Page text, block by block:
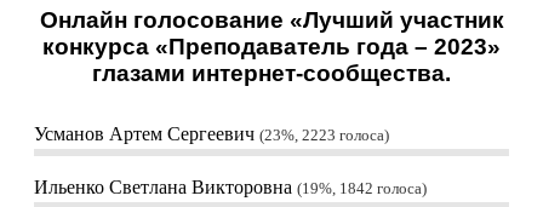
Онлайн голосование «Лучший участник
конкурса «Преподаватель года – 2023»
глазами интернет-сообщества.
Усманов Артем Сергеевич 23%, 2223 голоса
Ильенко Светлана Викторовна 19%, 1842 голоса